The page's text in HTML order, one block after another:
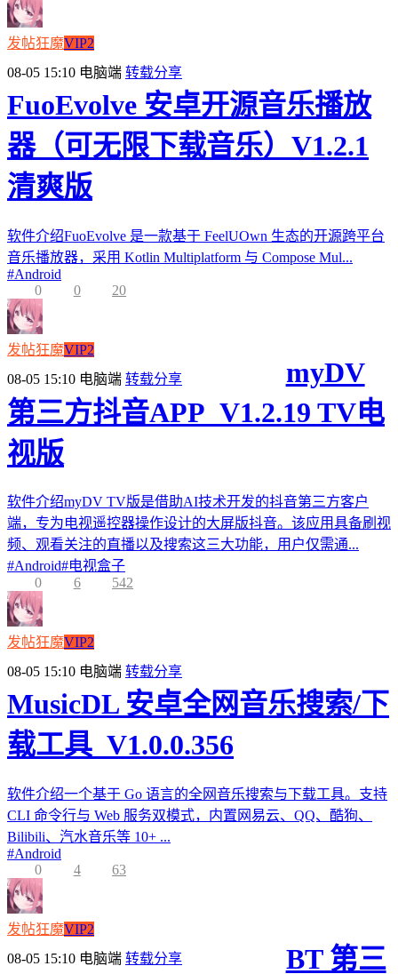
发帖狂魔VIP2
08-05 15:10 电脑端 转载分享
FuoEvolve 安卓开源音乐播放
器（可无限下载音乐）V1.2.1
清爽版
软件介绍FuoEvolve 是一款基于 FeelUOwn 生态的开源跨平台
音乐播放器，采用 Kotlin Multiplatform 与 Compose Mul...
#Android
0
0 20
发帖狂魔VIP2
08-05 15:10 电脑端 转载分享
myDV
第三方抖音APP_V1.2.19 TV电
视版
软件介绍myDV TV版是借助AI技术开发的抖音第三方客户
端，专为电视遥控器操作设计的大屏版抖音。该应用具备刷视
频、观看关注的直播以及搜索这三大功能，用户仅需通...
#Android#电视盒子
0
6 542
发帖狂魔VIP2
08-05 15:10 电脑端 转载分享
MusicDL 安卓全网音乐搜索/下
载工具_V1.0.0.356
软件介绍一个基于 Go 语言的全网音乐搜索与下载工具。支持
CLI 命令行与 Web 服务双模式，内置网易云、QQ、酷狗、
Bilibili、汽水音乐等 10+ ...
#Android
0
4 63
发帖狂魔VIP2
08-05 15:10 电脑端 转载分享
BT 第三